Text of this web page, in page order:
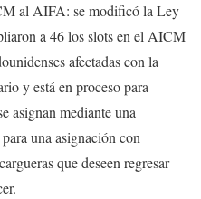
al AIFA: se modificó la Ley
a 46 los slots en el AICM
afectadas con la
y está en proceso para
asignan mediante una
una asignación con
que deseen regresar